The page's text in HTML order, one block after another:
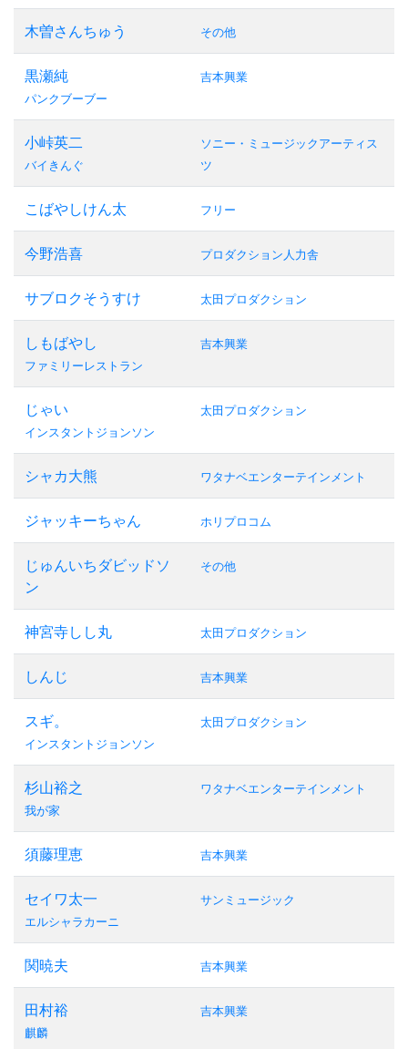
木曽さんちゅう その他
黒瀬純
パンクブーブー
吉本興業
小峠英二
バイきんぐ
ソニー・ミュージックアーティス
ツ
こばやしけん太 フリー
今野浩喜 プロダクション人力舎
サブロクそうすけ 太田プロダクション
しもばやし
ファミリーレストラン
吉本興業
じゃい
インスタントジョンソン
太田プロダクション
シャカ大熊 ワタナベエンターテインメント
ジャッキーちゃん ホリプロコム
じゅんいちダビッドソ
ン
その他
神宮寺しし丸 太田プロダクション
しんじ 吉本興業
スギ。
インスタントジョンソン
太田プロダクション
杉山裕之
我が家
ワタナベエンターテインメント
須藤理恵 吉本興業
セイワ太一
エルシャラカーニ
サンミュージック
関暁夫 吉本興業
田村裕
麒麟
吉本興業